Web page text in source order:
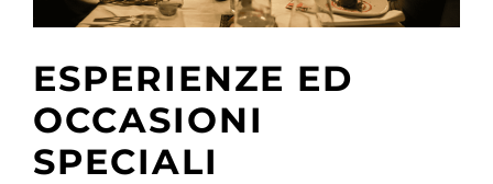
ESPERIENZE ED
OCCASIONI
SPECIALI